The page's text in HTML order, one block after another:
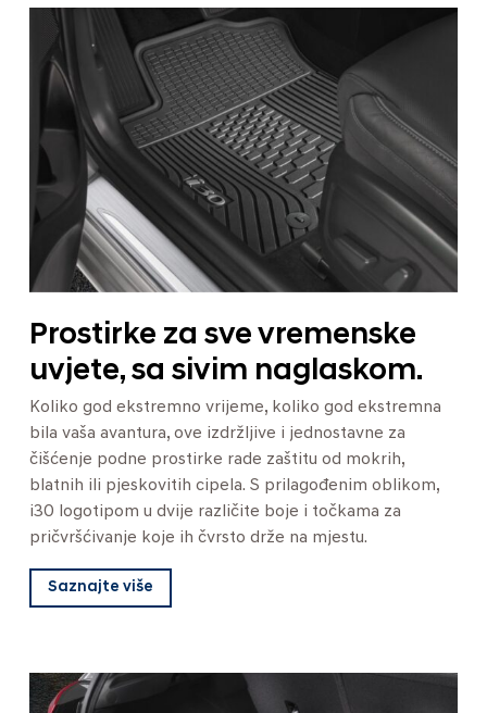
Prostirke za sve vremenske
uvjete, sa sivim naglaskom.
Koliko god ekstremno vrijeme, koliko god ekstremna
bila vaša avantura, ove izdržljive i jednostavne za
čišćenje podne prostirke rade zaštitu od mokrih,
blatnih ili pjeskovitih cipela. S prilagođenim oblikom,
i30 logotipom u dvije različite boje i točkama za
pričvršćivanje koje ih čvrsto drže na mjestu.
Saznajte više